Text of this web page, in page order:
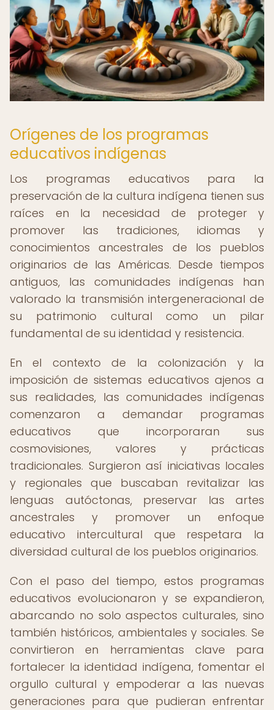
Orígenes de los programas
educativos indígenas
Los programas educativos para la
preservación de la cultura indígena tienen sus
raíces en la necesidad de proteger y
promover las tradiciones, idiomas y
conocimientos ancestrales de los pueblos
originarios de las Américas. Desde tiempos
antiguos, las comunidades indígenas han
valorado la transmisión intergeneracional de
su patrimonio cultural como un pilar
fundamental de su identidad y resistencia.
En el contexto de la colonización y la
imposición de sistemas educativos ajenos a
sus realidades, las comunidades indígenas
comenzaron a demandar programas
educativos que incorporaran sus
cosmovisiones, valores y prácticas
tradicionales. Surgieron así iniciativas locales
y regionales que buscaban revitalizar las
lenguas autóctonas, preservar las artes
ancestrales y promover un enfoque
educativo intercultural que respetara la
diversidad cultural de los pueblos originarios.
Con el paso del tiempo, estos programas
educativos evolucionaron y se expandieron,
abarcando no solo aspectos culturales, sino
también históricos, ambientales y sociales. Se
convirtieron en herramientas clave para
fortalecer la identidad indígena, fomentar el
orgullo cultural y empoderar a las nuevas
generaciones para que pudieran enfrentar